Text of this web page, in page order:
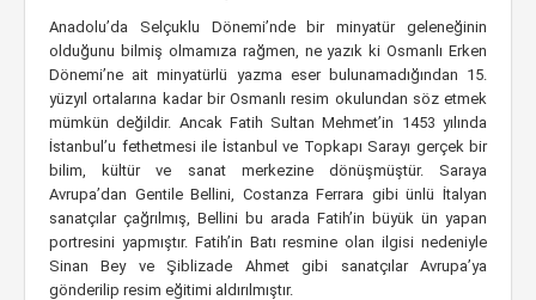
Anadolu’da Selçuklu Dönemi’nde bir minyatür geleneğinin
olduğunu bilmiş olmamıza rağmen, ne yazık ki Osmanlı Erken
Dönemi’ne ait minyatürlü yazma eser bulunamadığından 15.
yüzyıl ortalarına kadar bir Osmanlı resim okulundan söz etmek
mümkün değildir. Ancak Fatih Sultan Mehmet’in 1453 yılında
İstanbul’u fethetmesi ile İstanbul ve Topkapı Sarayı gerçek bir
bilim, kültür ve sanat merkezine dönüşmüştür. Saraya
Avrupa’dan Gentile Bellini, Costanza Ferrara gibi ünlü İtalyan
sanatçılar çağrılmış, Bellini bu arada Fatih’in büyük ün yapan
portresini yapmıştır. Fatih’in Batı resmine olan ilgisi nedeniyle
Sinan Bey ve Şiblizade Ahmet gibi sanatçılar Avrupa’ya
gönderilip resim eğitimi aldırılmıştır.